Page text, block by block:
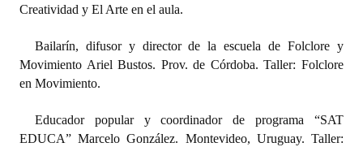
Reconocimientos - Registro
Bariloche, Municipio intercultural
Entrega de distinciones
REFORMA DE LA CARTA ORGÁNICA
Creatividad y El Arte en el aula.
Bailarín, difusor y director de la escuela de Folclore y
Movimiento Ariel Bustos. Prov. de Córdoba. Taller: Folclore
en Movimiento.
Educador popular y coordinador de programa “SAT
EDUCA” Marcelo González. Montevideo, Uruguay. Taller: